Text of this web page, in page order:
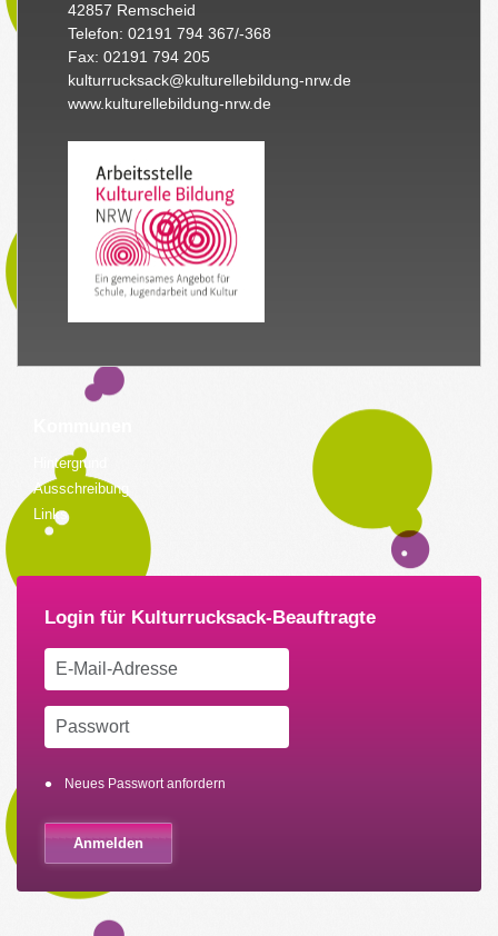
42857 Remscheid
Telefon: 02191 794 367/-368
Fax: 02191 794 205
kulturrucksack@kulturellebildung-nrw.de
www.kulturellebildung-nrw.de
Hintergrund
Ausschreibung
Links
Neues Passwort anfordern